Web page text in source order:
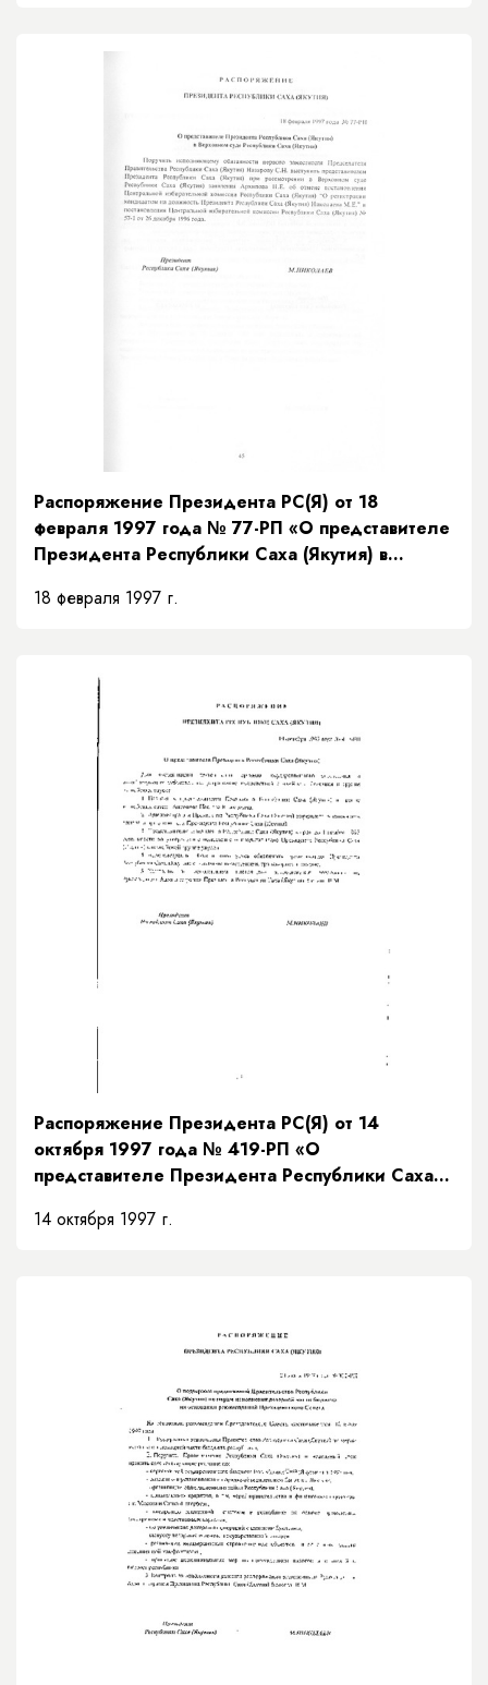
Распоряжение Президента РС(Я) от 18
февраля 1997 года № 77-РП «О представителе
Президента Республики Саха (Якутия) в
18 февраля 1997 г.
Распоряжение Президента РС(Я) от 14
октября 1997 года № 419-РП «О
представителе Президента Республики Саха
14 октября 1997 г.